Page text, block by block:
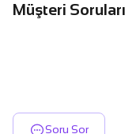
Müşteri Soruları
Soru Sor